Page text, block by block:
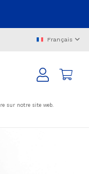
Français
sur notre site web.